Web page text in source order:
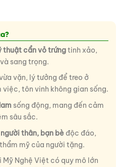
thuật cẩn vỏ trứngtinh xảo,
sang trọng.
vặn, lý tưởng để treo ở
tôn vinh không gian sống.
sống động, mang đến cảm
sâu sắc.
thân, bạn bèđộc đáo,
mỹ của người tặng.
Mỹ Nghệ Việt có quy mô lớn